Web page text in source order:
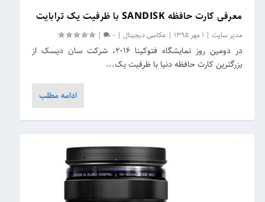
معرفی کارت حافظه SANDISK با ظرفیت یک ترابایت
مدیر سایت | 1 مهر 1395 |عکاسی دیجیتال |
0
|
در دومین روز نمایشگاه فتوکینا ۲۰۱۶، شرکت سان دیسک از
بزرگترین کارت حافظه دنیا با ظرفیت یک...
ادامه مطلب